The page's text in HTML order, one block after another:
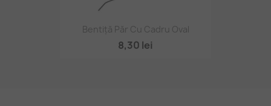
Bentiță Păr Cu Cadru Oval
8,30 lei